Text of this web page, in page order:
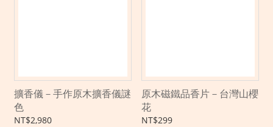
擴香儀－手作原木擴香儀謎
色
NT$2,980
原木磁鐵品香片－台灣山櫻
花
NT$299